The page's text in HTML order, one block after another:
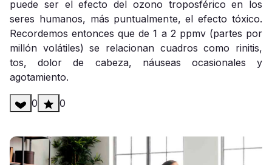
puede ser el efecto del ozono troposférico en los
seres humanos, más puntualmente, el efecto tóxico.
Recordemos entonces que de 1 a 2 ppmv (partes por
millón volátiles) se relacionan cuadros como rinitis,
tos, dolor de cabeza, náuseas ocasionales y
agotamiento.
0 0